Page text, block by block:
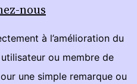
nous
à l’amélioration du
ou membre de
une simple remarque ou